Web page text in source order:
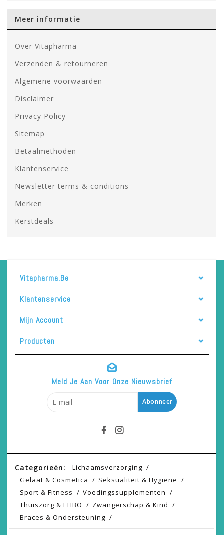
Meer informatie
Over Vitapharma
Verzenden & retourneren
Algemene voorwaarden
Disclaimer
Privacy Policy
Sitemap
Betaalmethoden
Klantenservice
Newsletter terms & conditions
Merken
Kerstdeals
Vitapharma.be
Klantenservice
Mijn Account
Producten
Meld Je Aan Voor Onze Nieuwsbrief
Abonneer
Categorieën:
Lichaamsverzorging
Gelaat & Cosmetica
Seksualiteit & Hygiëne
Sport & Fitness
Voedingssupplementen
Thuiszorg & EHBO
Zwangerschap & Kind
Braces & Ondersteuning